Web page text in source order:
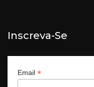
Inscreva-Se
Email *